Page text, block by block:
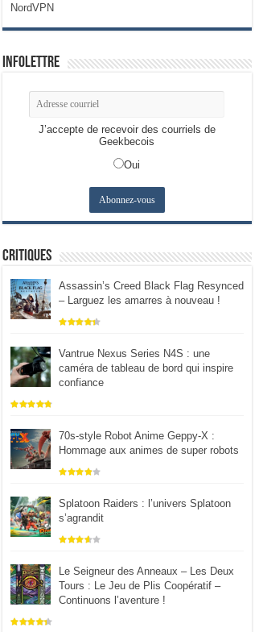
NordVPN
Infolettre
J’accepte de recevoir des courriels de
Geekbecois
Oui
Critiques
Assassin’s Creed Black Flag Resynced
– Larguez les amarres à nouveau !
Vantrue Nexus Series N4S : une
caméra de tableau de bord qui inspire
confiance
70s-style Robot Anime Geppy-X :
Hommage aux animes de super robots
Splatoon Raiders : l’univers Splatoon
s’agrandit
Le Seigneur des Anneaux – Les Deux
Tours : Le Jeu de Plis Coopératif –
Continuons l’aventure !